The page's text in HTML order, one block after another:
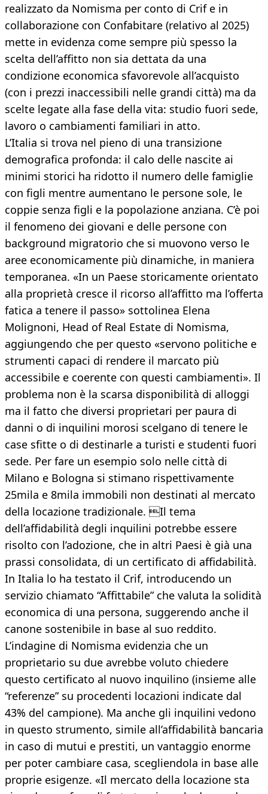
realizzato da Nomisma per conto di Crif e in
collaborazione con Confabitare (relativo al 2025)
mette in evidenza come sempre più spesso la
scelta dell’affitto non sia dettata da una
condizione economica sfavorevole all’acquisto
(con i prezzi inaccessibili nelle grandi città) ma da
scelte legate alla fase della vita: studio fuori sede,
lavoro o cambiamenti familiari in atto.
L’Italia si trova nel pieno di una transizione
demografica profonda: il calo delle nascite ai
minimi storici ha ridotto il numero delle famiglie
con figli mentre aumentano le persone sole, le
coppie senza figli e la popolazione anziana. C’è poi
il fenomeno dei giovani e delle persone con
background migratorio che si muovono verso le
aree economicamente più dinamiche, in maniera
temporanea. «In un Paese storicamente orientato
alla proprietà cresce il ricorso all’affitto ma l’offerta
fatica a tenere il passo» sottolinea Elena
Molignoni, Head of Real Estate di Nomisma,
aggiungendo che per questo «servono politiche e
strumenti capaci di rendere il marcato più
accessibile e coerente con questi cambiamenti». Il
problema non è la scarsa disponibilità di alloggi
ma il fatto che diversi proprietari per paura di
danni o di inquilini morosi scelgano di tenere le
case sfitte o di destinarle a turisti e studenti fuori
sede. Per fare un esempio solo nelle città di
Milano e Bologna si stimano rispettivamente
25mila e 8mila immobili non destinati al mercato
della locazione tradizionale. Il tema
dell’affidabilità degli inquilini potrebbe essere
risolto con l’adozione, che in altri Paesi è già una
prassi consolidata, di un certificato di affidabilità.
In Italia lo ha testato il Crif, introducendo un
servizio chiamato “Affittabile” che valuta la solidità
economica di una persona, suggerendo anche il
canone sostenibile in base al suo reddito.
L’indagine di Nomisma evidenzia che un
proprietario su due avrebbe voluto chiedere
questo certificato al nuovo inquilino (insieme alle
“referenze” su procedenti locazioni indicate dal
43% del campione). Ma anche gli inquilini vedono
in questo strumento, simile all’affidabilità bancaria
in caso di mutui e prestiti, un vantaggio enorme
per poter cambiare casa, scegliendola in base alle
proprie esigenze. «Il mercato della locazione sta